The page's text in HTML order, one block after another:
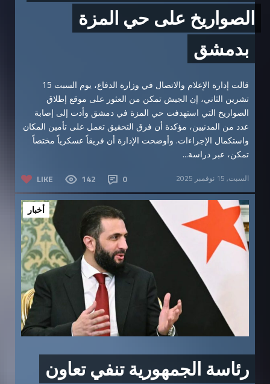
الصواريخ على حي المزة
بدمشق
قالت إدارة الإعلام والاتصال في وزارة الدفاع، يوم السبت 15
تشرين الثاني، إن الجيش تمكن من العثور على موقع إطلاق
الصواريخ التي استهدفت حي المزة في دمشق وأدت إلى إصابة
عدد من المدنيين، مؤكدة أن فرق التحقيق تعمل على تأمين المكان
واستكمال الإجراءات. وأوضحت الإدارة أن فريقاً عسكرياً مختصاً
تمكن، عبر دراسة...
LIKE 142 0 السبت, 15 نوفمبر 2025
أخبار
رئاسة الجمهورية تنفي تعاون